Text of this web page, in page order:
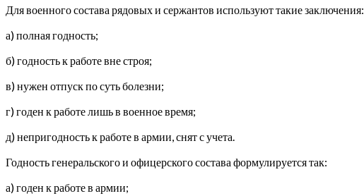
Для военного состава рядовых и сержантов используют такие заключения:
а) полная годность;
б) годность к работе вне строя;
в) нужен отпуск по суть болезни;
г) годен к работе лишь в военное время;
д) непригодность к работе в армии, снят с учета.
Годность генеральского и офицерского состава формулируется так:
а) годен к работе в армии;